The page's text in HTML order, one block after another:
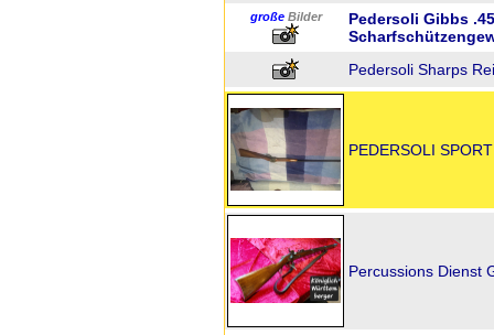
große Bilder
Pedersoli Gibbs
Pedersoli Sharps
PEDERSOLI
Percussions Dienst